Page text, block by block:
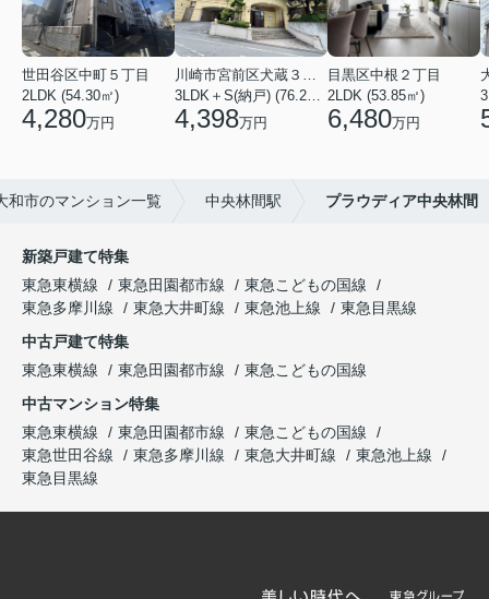
世田谷区中町５丁目
2LDK (54.30㎡)
4,280万円 4,398万円
目黒区中根２丁目
2LDK (53.85㎡)
6,480万円
和市のマンション一覧 中央林間駅 プラウディア中央林間
新築戸建て特集
東急東横線
東急田園都市線
東急こどもの国線
東急多摩川線
東急大井町線 東急池上線
東急目黒線
中古戸建て特集
東急東横線
東急田園都市線
東急こどもの国線
中古マンション特集
東急東横線
東急田園都市線
東急こどもの国線
東急世田谷線
東急多摩川線 東急大井町線
東急池上線
東急目黒線